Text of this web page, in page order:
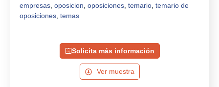
empresas oposicion oposiciones temario temario de
oposiciones temas
Solicita más información
Ver muestra